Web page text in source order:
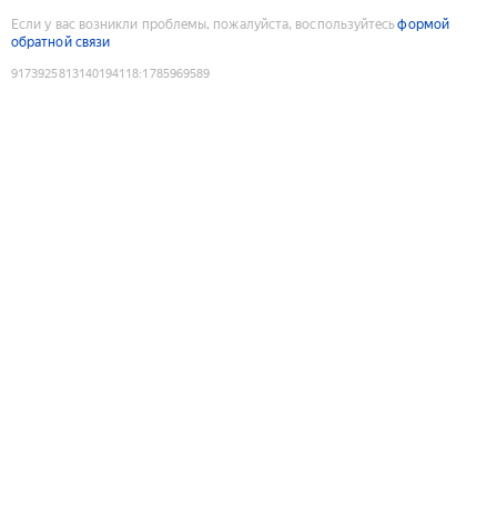
Если у вас возникли проблемы, пожалуйста, воспользуйтесьформой
обратной связи
9173925813140194118:1785969589